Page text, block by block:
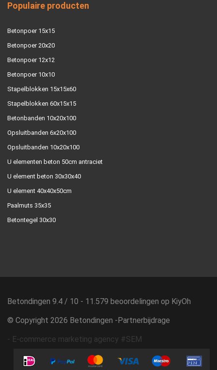
Populaire producten
Betonpoer 15x15
Betonpoer 20x20
Betonpoer 12x12
Betonpoer 10x10
Stapelblokken 15x15x60
Stapelblokken 60x15x15
Betonbanden 10x20x100
Opsluitbanden 6x20x100
Opsluitbanden 10x20x100
U elementen beton 50cm antraciet
U element beton 30x30x40
U element 40x40x50cm
Paalmuts 35x35
Betontegel 30x30
Betondingen 9.4 / 10 - 11.579 beoordelingen op KiyOh
© Copyright 2026 Betondingen - Partnerbijdrage
- E-commerce marketing agency #SEM